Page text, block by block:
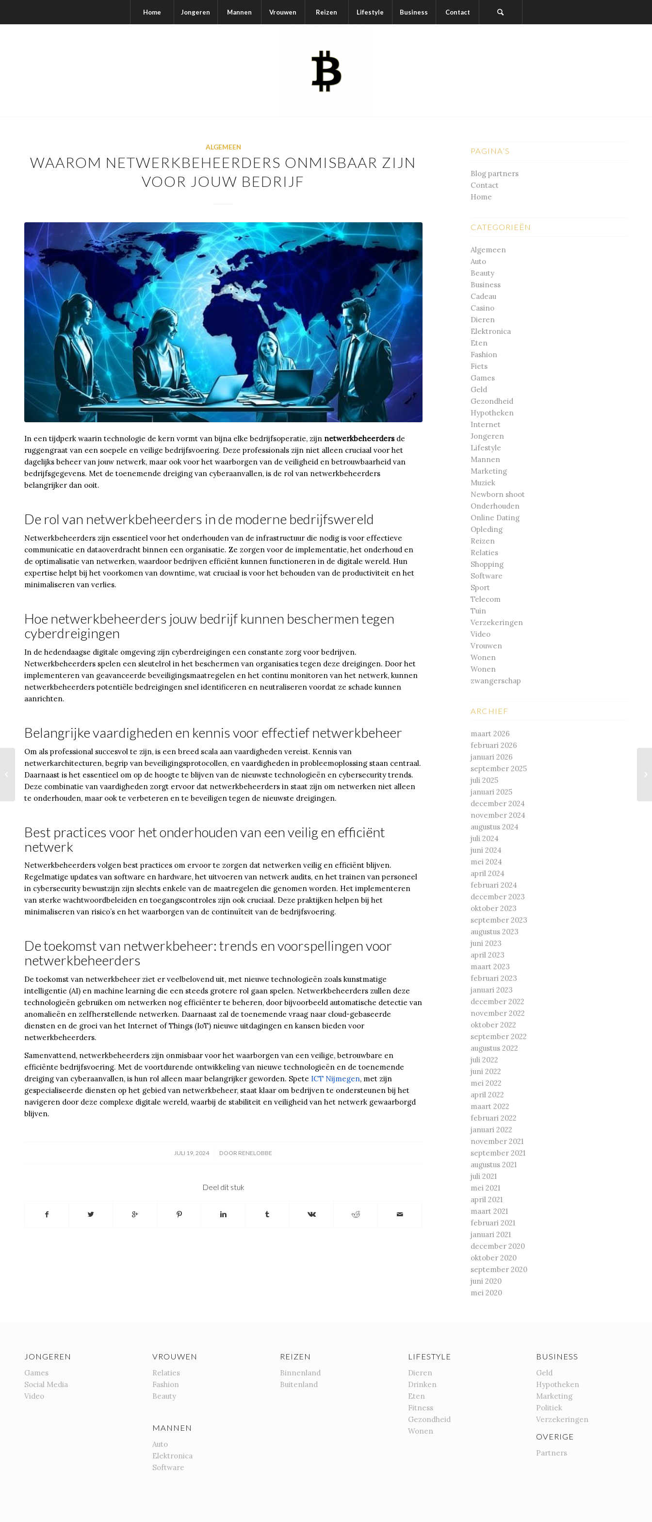
Home Jongeren Mannen Vrouwen Reizen Lifestyle Business Contact
ALGEMEEN
WAAROM NETWERKBEHEERDERS ONMISBAAR ZIJN
VOOR JOUW BEDRIJF
In een tijdperk waarin technologie de kern vormt van bijna elke bedrijfsoperatie, zijn netwerkbeheerdersde
ruggengraat van een soepele en veilige bedrijfsvoering. Deze professionals zijn niet alleen cruciaal voor het
dagelijks beheer van jouw netwerk, maar ook voor het waarborgen van de veiligheid en betrouwbaarheid van
bedrijfsgegevens. Met de toenemende dreiging van cyberaanvallen, is de rol van netwerkbeheerders
belangrijker dan ooit.
De rol van netwerkbeheerders in de moderne bedrijfswereld
Netwerkbeheerders zijn essentieel voor het onderhouden van de infrastructuur die nodig is voor effectieve
communicatie en dataoverdracht binnen een organisatie. Ze zorgen voor de implementatie, het onderhoud en
de optimalisatie van netwerken, waardoor bedrijven efficiënt kunnen functioneren in de digitale wereld. Hun
expertise helpt bij het voorkomen van downtime, wat cruciaal is voor het behouden van de productiviteit en het
minimaliseren van verlies.
Hoe netwerkbeheerders jouw bedrijf kunnen beschermen tegen
cyberdreigingen
In de hedendaagse digitale omgeving zijn cyberdreigingen een constante zorg voor bedrijven.
Netwerkbeheerders spelen een sleutelrol in het beschermen van organisaties tegen deze dreigingen. Door het
implementeren van geavanceerde beveiligingsmaatregelen en het continu monitoren van het netwerk, kunnen
netwerkbeheerders potentiële bedreigingen snel identificeren en neutraliseren voordat ze schade kunnen
aanrichten.
Belangrijke vaardigheden en kennis voor effectief netwerkbeheer
Om als professional succesvol te zijn, is een breed scala aan vaardigheden vereist. Kennis van
netwerkarchitecturen, begrip van beveiligingsprotocollen, en vaardigheden in probleemoplossing staan centraal.
Daarnaast is het essentieel om op de hoogte te blijven van de nieuwste technologieën en cybersecurity trends.
Deze combinatie van vaardigheden zorgt ervoor dat netwerkbeheerders in staat zijn om netwerken niet alleen
te onderhouden, maar ook te verbeteren en te beveiligen tegen de nieuwste dreigingen.
Best practices voor het onderhouden van een veilig en efficiënt
netwerk
Netwerkbeheerders volgen best practices om ervoor te zorgen dat netwerken veilig en efficiënt blijven.
Regelmatige updates van software en hardware, het uitvoeren van netwerk audits, en het trainen van personeel
in cybersecurity bewustzijn zijn slechts enkele van de maatregelen die genomen worden. Het implementeren
van sterke wachtwoordbeleiden en toegangscontroles zijn ook cruciaal. Deze praktijken helpen bij het
minimaliseren van risico’s en het waarborgen van de continuïteit van de bedrijfsvoering.
De toekomst van netwerkbeheer: trends en voorspellingen voor
netwerkbeheerders
De toekomst van netwerkbeheer ziet er veelbelovend uit, met nieuwe technologieën zoals kunstmatige
intelligentie (AI) en machine learning die een steeds grotere rol gaan spelen. Netwerkbeheerders zullen deze
technologieën gebruiken om netwerken nog efficiënter te beheren, door bijvoorbeeld automatische detectie van
anomalieën en zelfherstellende netwerken. Daarnaast zal de toenemende vraag naar cloud-gebaseerde
diensten en de groei van het Internet of Things (IoT) nieuwe uitdagingen en kansen bieden voor
netwerkbeheerders.
Samenvattend, netwerkbeheerders zijn onmisbaar voor het waarborgen van een veilige, betrouwbare en
efficiënte bedrijfsvoering. Met de voortdurende ontwikkeling van nieuwe technologieën en de toenemende
dreiging van cyberaanvallen, is hun rol alleen maar belangrijker geworden. Spete ICT Nijmegen, met zijn
gespecialiseerde diensten op het gebied van netwerkbeheer, staat klaar om bedrijven te ondersteunen bij het
navigeren door deze complexe digitale wereld, waarbij de stabiliteit en veiligheid van het netwerk gewaarborgd
blijven.
JULI 19, 2024
/ DOOR RENELOBBE
Deel dit stuk
PAGINA’S
Blog partners
Contact
Home
CATEGORIEËN
Algemeen
Auto
Beauty
Business
Cadeau
Casino
Dieren
Elektronica
Eten
Fashion
Fiets
Games
Geld
Gezondheid
Hypotheken
Internet
Jongeren
Lifestyle
Mannen
Marketing
Muziek
Newborn shoot
Onderhouden
Online Dating
Opleding
Reizen
Relaties
Shopping
Software
Sport
Telecom
Tuin
Verzekeringen
Video
Vrouwen
Wonen
Wonen
zwangerschap
ARCHIEF
maart 2026
februari 2026
januari 2026
september 2025
juli 2025
januari 2025
december 2024
november 2024
augustus 2024
juli 2024
juni 2024
mei 2024
april 2024
februari 2024
december 2023
oktober 2023
september 2023
augustus 2023
juni 2023
april 2023
maart 2023
februari 2023
januari 2023
december 2022
november 2022
oktober 2022
september 2022
augustus 2022
juli 2022
juni 2022
mei 2022
april 2022
maart 2022
februari 2022
januari 2022
november 2021
september 2021
augustus 2021
juli 2021
mei 2021
april 2021
maart 2021
februari 2021
januari 2021
december 2020
oktober 2020
september 2020
juni 2020
mei 2020
JONGEREN
Games
Social Media
Video
VROUWEN
Relaties
Fashion
Beauty
MANNEN
Auto
Elektronica
Software
REIZEN
Binnenland
Buitenland
LIFESTYLE
Dieren
Drinken
Eten
Fitness
Gezondheid
Wonen
BUSINESS
Geld
Hypotheken
Marketing
Politiek
Verzekeringen
OVERIGE
Partners
ideeën